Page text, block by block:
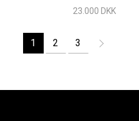
23.000 DKK
1 2 3